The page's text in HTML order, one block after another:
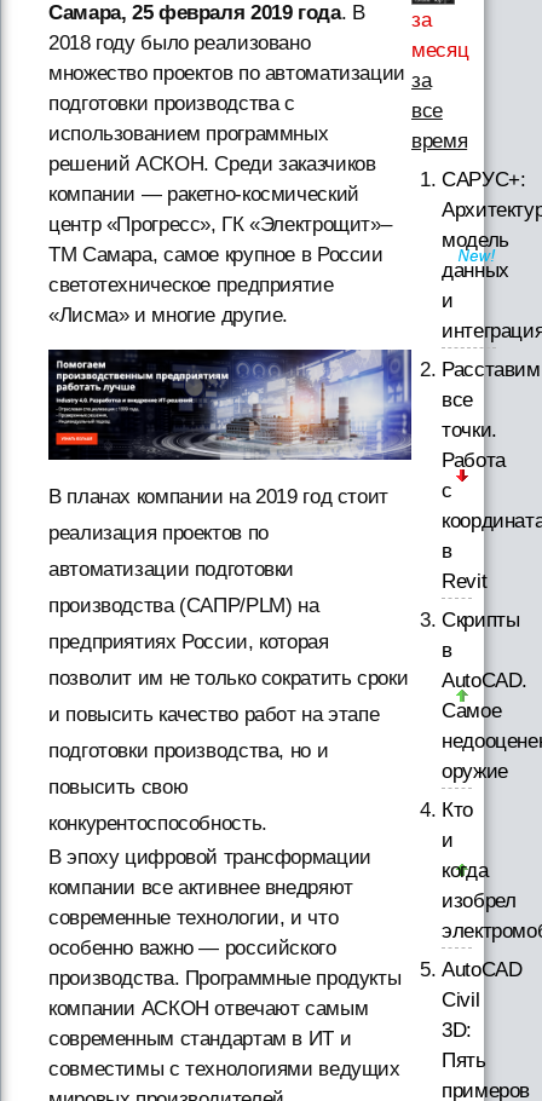
Самара, 25 февраля 2019 года. В
2018 году было реализовано
множество проектов по автоматизации
подготовки производства с
использованием программных
решений АСКОН. Среди заказчиков
компании — ракетно-космический
центр «Прогресс», ГК «Электрощит»–
ТМ Самара, самое крупное в России
светотехническое предприятие
«Лисма» и многие другие.
В планах компании на 2019 год стоит
реализация проектов по
автоматизации подготовки
производства (САПР/PLM) на
предприятиях России, которая
позволит им не только сократить сроки
и повысить качество работ на этапе
подготовки производства, но и
повысить свою
конкурентоспособность.
В эпоху цифровой трансформации
компании все активнее внедряют
современные технологии, и что
особенно важно — российского
производства. Программные продукты
компании АСКОН отвечают самым
современным стандартам в ИТ и
совместимы с технологиями ведущих
за
месяц
за
все
время
САРУС+:
модель
данных
и
Расставим
все
точки.
Работа
с
в
Revit
Скрипты
в
AutoCAD.
Самое
оружие
Кто
и
когда
изобрел
AutoCAD
Civil
3D:
Пять
примеров